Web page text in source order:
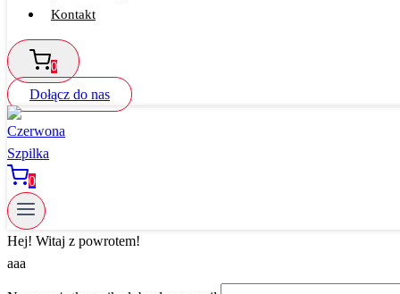
Kontakt
0
Dołącz do nas
0
Hej! Witaj z powrotem!
aaa